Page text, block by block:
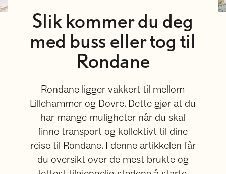
Slik kommer du deg
med buss eller tog til
Rondane
Rondane ligger vakkert til mellom
Lillehammer og Dovre. Dette gjør at du
har mange muligheter når du skal
finne transport og kollektivt til dine
reise til Rondane. I denne artikkelen får
du oversikt over de mest brukte og